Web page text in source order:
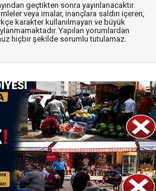
geçtikten sonra yayınlanacaktır.
veya imalar, inançlara saldırı içeren,
karakter kullanılmayan ve büyük
Yapılan yorumlardan
hiçbir şekilde sorumlu tutulamaz.